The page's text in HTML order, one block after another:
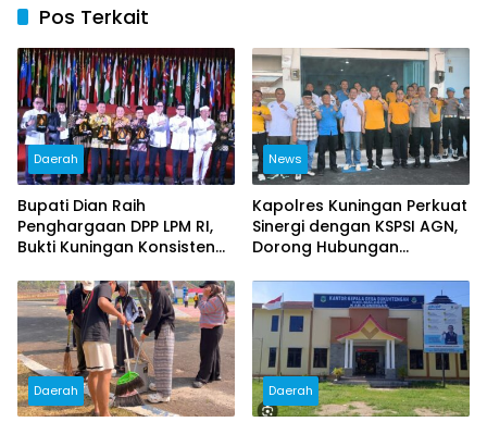
Pos Terkait
Daerah
Bupati Dian Raih
Penghargaan DPP LPM RI,
Bukti Kuningan Konsisten
News
Kapolres Kuningan Perkuat
Sinergi dengan KSPSI AGN,
Dorong Hubungan
Daerah Daerah